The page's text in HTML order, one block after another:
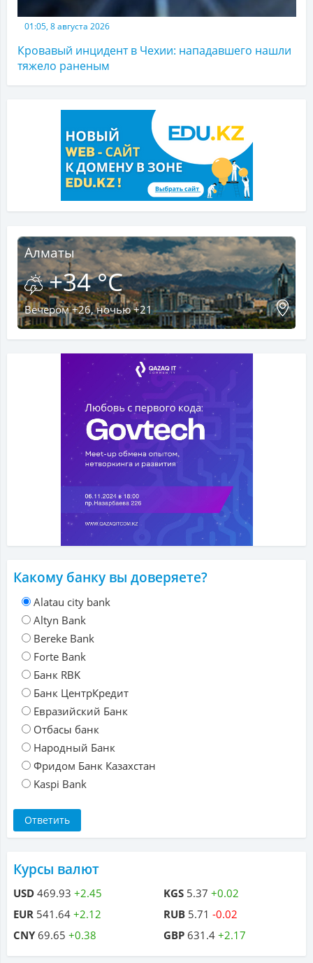
01:05, 8 августа 2026
Кровавый инцидент в Чехии: нападавшего нашли
тяжело раненым
Алматы
+34 °C
Вечером +26, ночью +21
Какому банку вы доверяете?
Alatau city bank
Altyn Bank
Bereke Bank
Forte Bank
Банк RBK
Банк ЦентрКредит
Евразийский Банк
Отбасы банк
Народный Банк
Фридом Банк Казахстан
Kaspi Bank
Курсы валют
USD 469.93 +2.45
EUR 541.64 +2.12
CNY69.65 +0.38
KGS 5.37 +0.02
RUB 5.71 -0.02
GBP 631.4 +2.17